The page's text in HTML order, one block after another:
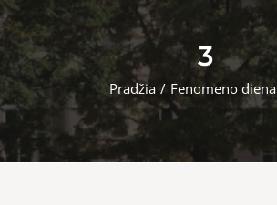
3
Pradžia / Fenomeno diena